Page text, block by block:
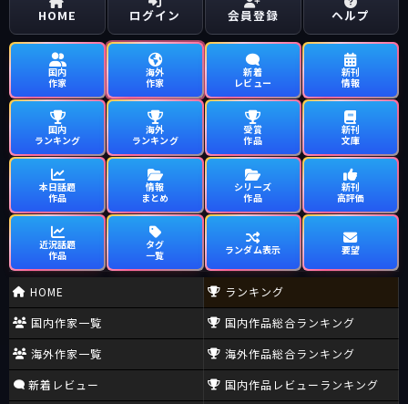
HOME ログイン 会員登録 ヘルプ
国内
作家
海外
作家
新着
レビュー
新刊
情報
国内
ランキング
海外
ランキング
受賞
作品
新刊
文庫
本日話題
作品
情報
まとめ
シリーズ
作品
新刊
高評価
近況話題
作品
タグ
一覧
ランダム表示 要望
HOME
国内作家一覧
海外作家一覧
新着レビュー
ランキング
国内作品総合ランキング
海外作品総合ランキング
国内作品レビューランキング